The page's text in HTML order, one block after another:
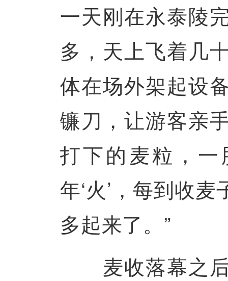
一天刚在永泰陵
多，天上飞着几
体在场外架起设
镰刀，让游客亲
打下的麦粒，
年‘火’，每到收
多起来了。”
麦收落幕之后